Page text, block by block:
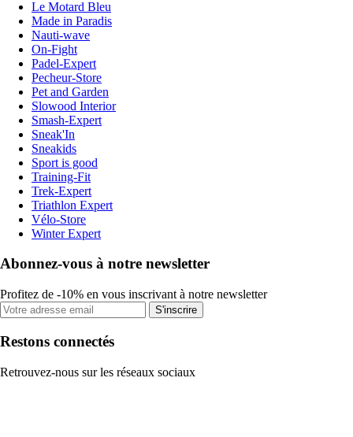
Le Motard Bleu
Made in Paradis
Nauti-wave
On-Fight
Padel-Expert
Pecheur-Store
Pet and Garden
Slowood Interior
Smash-Expert
Sneak'In
Sneakids
Sport is good
Training-Fit
Trek-Expert
Triathlon Expert
Vélo-Store
Winter Expert
Abonnez-vous à notre newsletter
Profitez de -10% en vous inscrivant à notre newsletter
S'inscrire
Restons connectés
Retrouvez-nous sur les réseaux sociaux